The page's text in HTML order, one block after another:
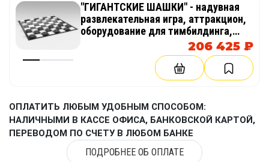
"ГИГАНТСКИЕ ШАШКИ" - надувная
развлекательная игра, аттракцион,
оборудование для тимбилдинга,
праздника, корпоратива,
соревнований, веселых стартов,
206 425 ₽
ОПЛАТИТЬ ЛЮБЫМ УДОБНЫМ СПОСОБОМ:
НАЛИЧНЫМИ В КАССЕ ОФИСА, БАНКОВСКОЙ КАРТОЙ,
ПЕРЕВОДОМ ПО СЧЕТУ В ЛЮБОМ БАНКЕ
ПОДРОБНЕЕ ОБ ОПЛАТЕ